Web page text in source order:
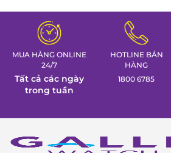
MUA HÀNG ONLINE
24/7
Tất cả các ngày
trong tuần
HOTLINE BÁN
HÀNG
1800 6785